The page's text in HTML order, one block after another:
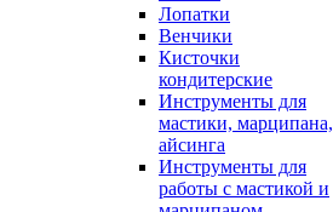
Лопатки
Венчики
Кисточки
кондитерские
Инструменты для
мастики, марципана,
айсинга
Инструменты для
работы с мастикой и